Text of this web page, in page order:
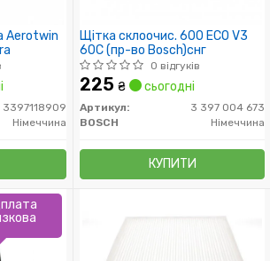
Aerotwin
3397118909
Німеччина
Щітка склоочис. 600 ECO V3
60C (пр-во Bosch)снг
0 відгуків
225 ₴ сьогодні
Артикул:
3 397 004 673
BOSCH
Німеччина
КУПИТИ